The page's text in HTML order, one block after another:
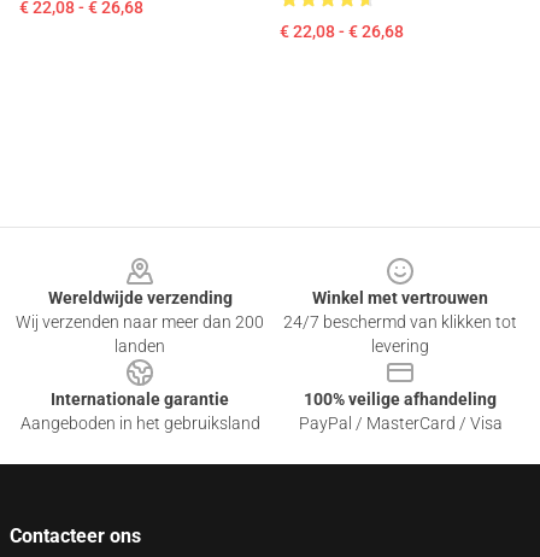
€ 22,08 - € 26,68
€ 22,08 - € 26,68
Wereldwijde verzending
Wij verzenden naar meer dan 200
landen
Winkel met vertrouwen
24/7 beschermd van klikken tot
levering
Internationale garantie
Aangeboden in het gebruiksland
100% veilige afhandeling
PayPal / MasterCard / Visa
Contacteer ons